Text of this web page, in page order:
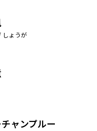
しょうが
ャンプルー